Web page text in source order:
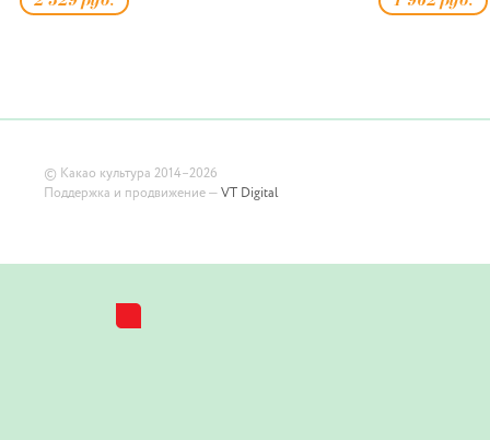
© Какао культура 2014–2026
Поддержка и продвижение — VT Digital